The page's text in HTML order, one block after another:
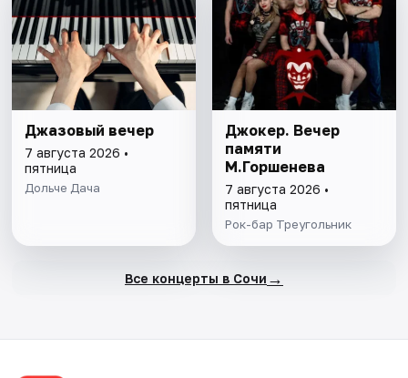
Джазовый вечер
7 августа 2026 •
пятница
Дольче Дача
Джокер. Вечер
памяти
М.Горшенева
7 августа 2026 •
пятница
Рок-бар Треугольник
Все концерты в Сочи →